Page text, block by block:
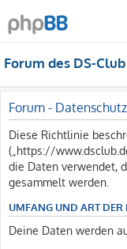
Forum des DS-
Forum -
Diese Richtlinie
(„https://
die Daten verwendet,
gesammelt werden.
UMFANG UND ART DER
Deine Daten werden